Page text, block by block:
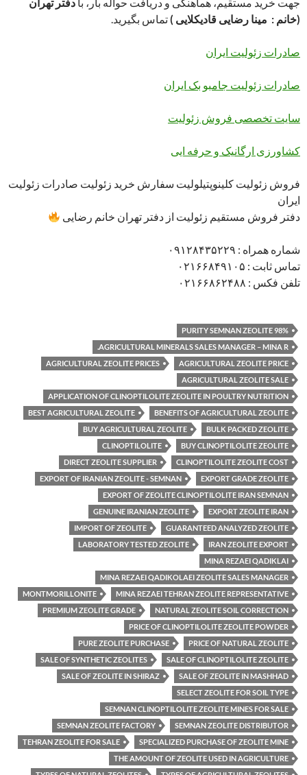
(خانم : مینا رضایی قادیکلایی )تماس بگیرید.
صادرات زئولیت ایران
صادرات زئولیت جامبو بک ایران
سایت تخصصی فروش زئولیت
کشاورزی ارگانیک و حرفه ایی
فروش زئولیت کلینوپتیلولیت سفارش خرید زئولیت صادرات زئولیت
ایران
دفتر فروش مستقیم زئولیت از دفتر تهران خانم رضایی
شماره همراه : ۰۹۱۲۸۴۳۵۲۲۹
تماس ثابت : ۰۲۱۶۶۸۴۹۱۰۵
تلفن فکس : ۰۲۱۶۶۸۶۲۴۸۸
98% PURITY SEMNAN ZEOLITE
AGRICULTURAL MINERALS SALES MANAGER – MINA R.
AGRICULTURAL ZEOLITE PRICE
AGRICULTURAL ZEOLITE PRICES
AGRICULTURAL ZEOLITE SALE
APPLICATION OF CLINOPTILOLITE ZEOLITE IN POULTRY NUTRITION
BENEFITS OF AGRICULTURAL ZEOLITE
BEST AGRICULTURAL ZEOLITE
BULK PACKED ZEOLITE
BUY AGRICULTURAL ZEOLITE
BUY CLINOPTILOLITE ZEOLITE
CLINOPTILOLITE
CLINOPTILOLITE ZEOLITE COST
DIRECT ZEOLITE SUPPLIER
EXPORT GRADE ZEOLITE
EXPORT OF IRANIAN ZEOLITE - SEMNAN
EXPORT OF ZEOLITE CLINOPTILOLITE IRAN SEMNAN
EXPORT ZEOLITE IRAN
GENUINE IRANIAN ZEOLITE
GUARANTEED ANALYZED ZEOLITE
IMPORT OF ZEOLITE
IRAN ZEOLITE EXPORT
LABORATORY TESTED ZEOLITE
MINA REZAEI QADIKLAI
MINA REZAEI QADIKOLAEI ZEOLITE SALES MANAGER
MINA REZAEI TEHRAN ZEOLITE REPRESENTATIVE
MONTMORILLONITE
NATURAL ZEOLITE SOIL CORRECTION
PREMIUM ZEOLITE GRADE
PRICE OF CLINOPTILOLITE ZEOLITE POWDER
PRICE OF NATURAL ZEOLITE
PURE ZEOLITE PURCHASE
SALE OF CLINOPTILOLITE ZEOLITE
SALE OF SYNTHETIC ZEOLITES
SALE OF ZEOLITE IN MASHHAD
SALE OF ZEOLITE IN SHIRAZ
SELECT ZEOLITE FOR SOIL TYPE
SEMNAN CLINOPTILOLITE ZEOLITE MINES FOR SALE
SEMNAN ZEOLITE DISTRIBUTOR
SEMNAN ZEOLITE FACTORY
SPECIALIZED PURCHASE OF ZEOLITE MINE
TEHRAN ZEOLITE FOR SALE
THE AMOUNT OF ZEOLITE USED IN AGRICULTURE